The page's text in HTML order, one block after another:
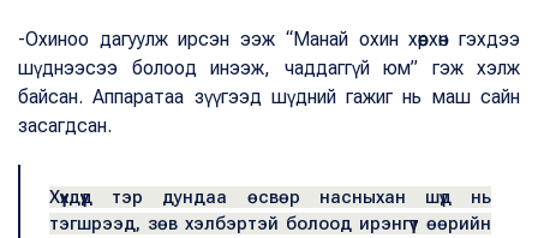
-Охиноо дагуулж ирсэн ээж “Манай охин хөөрхөн гэхдээ
шүднээсээ болоод инээж, чаддаггүй юм” гэж хэлж
байсан. Аппаратаа зүүгээд шүдний гажиг нь маш сайн
засагдсан.
Хүүхдүүд тэр дундаа өсвөр насныхан шүд нь
тэгшрээд, зөв хэлбэртэй болоод ирэнгүүт өөрийн